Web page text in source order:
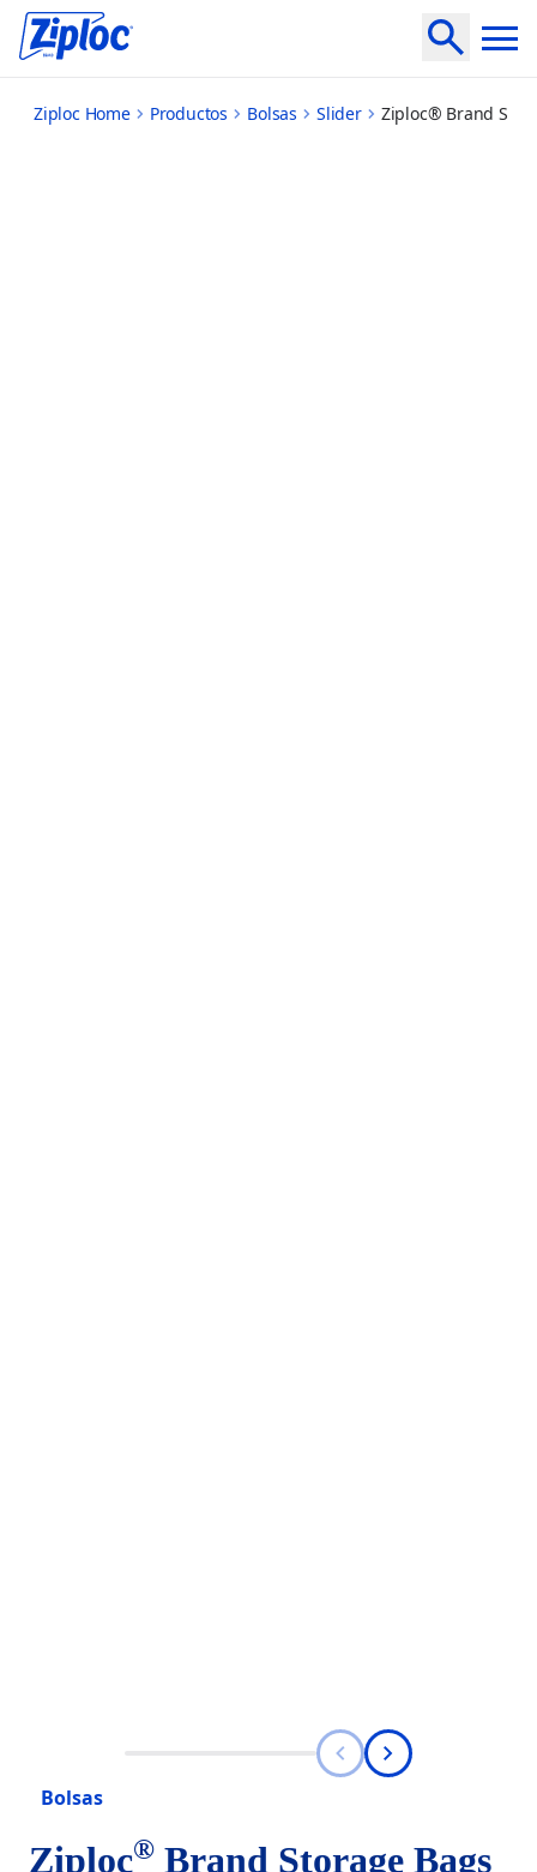
easy-zip-large
Ziploc Home Productos Bolsas Slider Ziploc® Brand
Bolsas
Ziploc® Brand Storage Bags